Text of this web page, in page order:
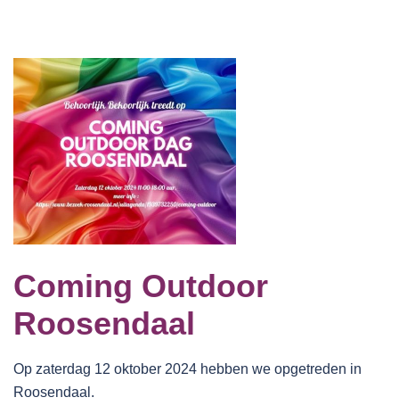
Coming Outdoor
Roosendaal
Op zaterdag 12 oktober 2024 hebben we opgetreden in
Roosendaal.